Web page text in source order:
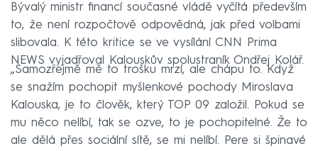
Bývalý ministr financí současné vládě vyčítá především
to, že není rozpočtově odpovědná, jak před volbami
slibovala. K této kritice se ve vysílání CNN Prima
NEWS vyjadřoval Kalouskův spolustraník Ondřej Kolář.
„Samozřejmě mě to trošku mrzí, ale chápu to. Když
se snažím pochopit myšlenkové pochody Miroslava
Kalouska, je to člověk, který TOP 09 založil. Pokud se
mu něco nelíbí, tak se ozve, to je pochopitelné. Že to
ale dělá přes sociální sítě, se mi nelíbí. Pere si špinavé